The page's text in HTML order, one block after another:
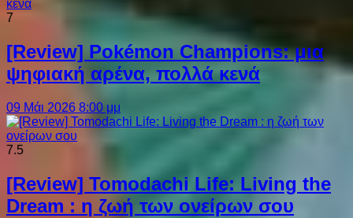
7
[Review] Pokémon Champions: μια
ψηφιακή αρένα, πολλά κενά
09 Μάι 2026 8:00 μμ
7.5
[Review] Tomodachi Life: Living the
Dream : η ζωή των ονείρων σου